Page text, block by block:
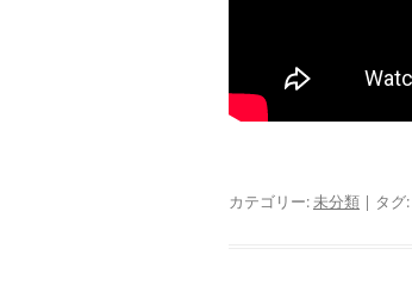
カテゴリー:未分類 | タグ: